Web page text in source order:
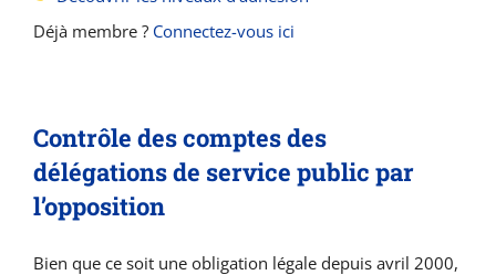
Déjà membre ? Connectez-vous ici
Contrôle des comptes des
délégations de service public par
l’opposition
Bien que ce soit une obligation légale depuis avril 2000,